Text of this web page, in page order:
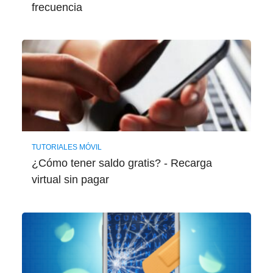
frecuencia
TUTORIALES MÓVIL
¿Cómo tener saldo gratis? - Recarga
virtual sin pagar